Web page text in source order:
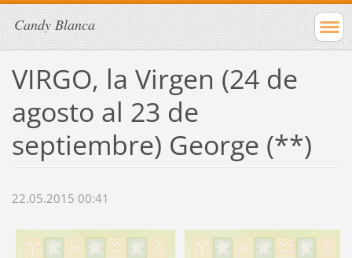
Candy Blanca
VIRGO, la Virgen (24 de
agosto al 23 de
septiembre) George (**)
22.05.2015 00:41